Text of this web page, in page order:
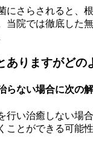
にさらされると、
当院では徹底した
りますがどの
らない場合に次の
行い治癒しない場
ことができる可能